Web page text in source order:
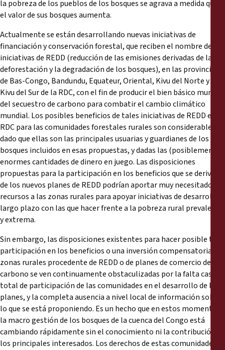
la pobreza de los pueblos de los bosques se agrava a medida que
el valor de sus bosques aumenta.
Actualmente se están desarrollando nuevas iniciativas de
financiación y conservación forestal, que reciben el nombre de
iniciativas de REDD (reducción de las emisiones derivadas de la
deforestación y la degradación de los bosques), en las provincias
de Bas-Congo, Bandundu, Equateur, Oriental, Kivu del Norte y
Kivu del Sur de la RDC, con el fin de producir el bien básico mundial
del secuestro de carbono para combatir el cambio climático
mundial. Los posibles beneficios de tales iniciativas de REDD en la
RDC para las comunidades forestales rurales son considerables,
dado que ellas son las principales usuarias y guardianes de los
bosques incluidos en esas propuestas, y dadas las (posiblemente)
enormes cantidades de dinero en juego. Las disposiciones
propuestas para la participación en los beneficios que se deriven
de los nuevos planes de REDD podrían aportar muy necesitados
recursos a las zonas rurales para apoyar iniciativas de desarrollo a
largo plazo con las que hacer frente a la pobreza rural prevalente
y extrema.
Sin embargo, las disposiciones existentes para hacer posible tal
participación en los beneficios o una inversión compensatoria en
zonas rurales procedente de REDD o de planes de comercio de
carbono se ven continuamente obstaculizadas por la falta casi
total de participación de las comunidades en el desarrollo de los
planes, y la completa ausencia a nivel local de información sobre
lo que se está proponiendo. Es un hecho que en estos momentos
la macro gestión de los bosques de la cuenca del Congo está
cambiando rápidamente sin el conocimiento ni la contribución de
los principales interesados. Los derechos de estas comunidades